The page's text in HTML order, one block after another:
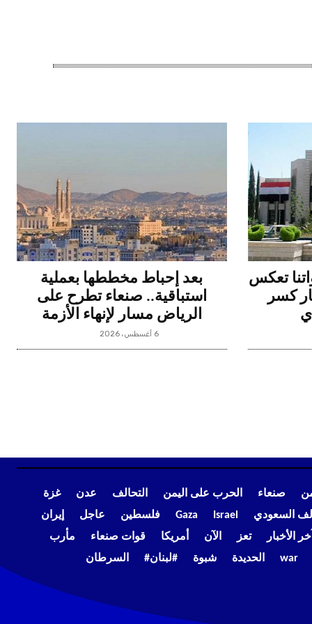
تعكس
كسر
بعد إحباط مخططها بعملية
استباقية.. صنعاء تطرح على
الرياض مسار لإنهاء الأزمة
6 أغسطس، 2026
صنعاء الحرب على اليمن التحالف عدن
غزة
السعودي Israel
Gaza فلسطين عاجل
إيران
آخر الأخبار تعز الآن أمريكا قوات صنعاء
مأرب
war الحديدة شبوة #لبنان# السرطان